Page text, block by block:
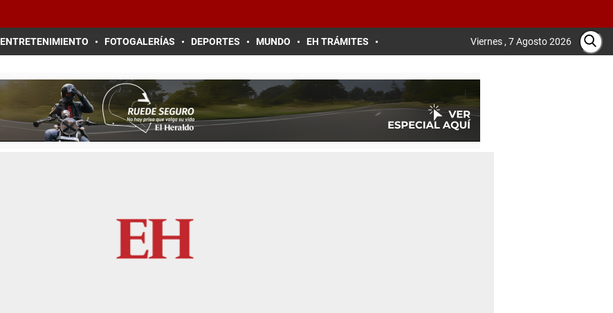
ENTRETENIMIENTO FOTOGALERÍAS DEPORTES MUNDO EH TRÁMITES Viernes , 7 Agosto 2026